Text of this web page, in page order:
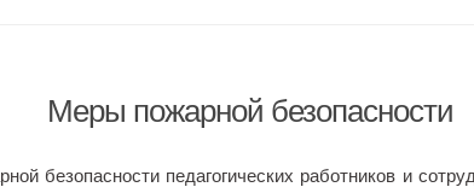
Меры пожарной безопасности
безопасности педагогических работников и